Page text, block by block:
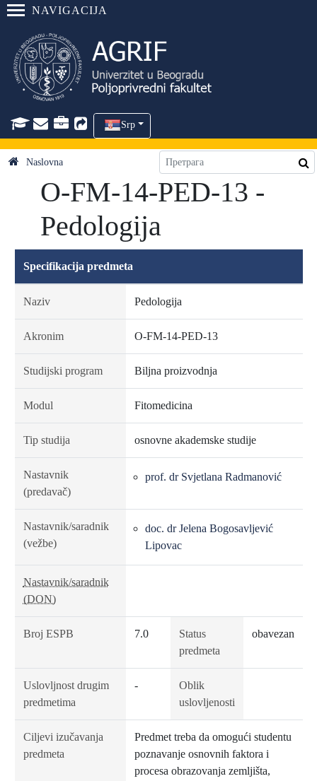
NAVIGACIJA
Srp
Naslovna
O-FM-14-PED-13 -
Pedologija
Specifikacija predmeta
Naziv Pedologija
Akronim O-FM-14-PED-13
Studijski program Biljna proizvodnja
Modul Fitomedicina
Tip studija osnovne akademske studije
Nastavnik
(predavač)
prof. dr Svjetlana Radmanović
Nastavnik/saradnik
(vežbe)
doc. dr Jelena Bogosavljević
Lipovac
Nastavnik/saradnik
(DON)
Broj ESPB 7.0
Status
predmeta
obavezan
Uslovljnost drugim
predmetima
-
Oblik
uslovljenosti
Ciljevi izučavanja
predmeta
Predmet treba da omogući studentu
poznavanje osnovnih faktora i
procesa obrazovanja zemljišta,